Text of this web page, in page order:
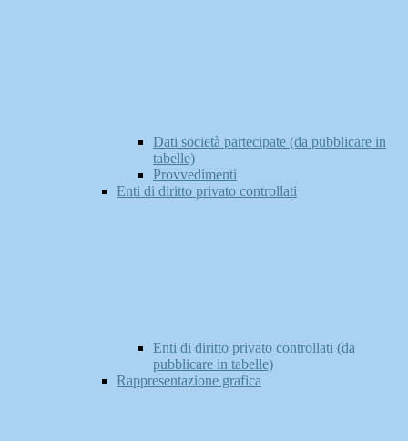
Dati società partecipate (da pubblicare in
tabelle)
Provvedimenti
Enti di diritto privato controllati
Enti di diritto privato controllati (da
pubblicare in tabelle)
Rappresentazione grafica